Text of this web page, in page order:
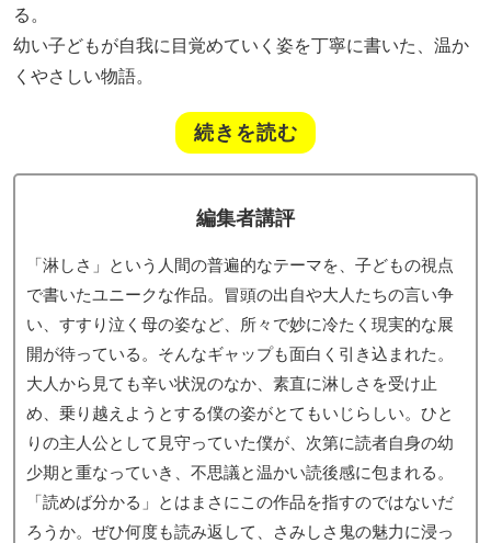
る。
幼い子どもが自我に目覚めていく姿を丁寧に書いた、温か
くやさしい物語。
続きを読む
編集者講評
「淋しさ」という人間の普遍的なテーマを、子どもの視点
で書いたユニークな作品。冒頭の出自や大人たちの言い争
い、すすり泣く母の姿など、所々で妙に冷たく現実的な展
開が待っている。そんなギャップも面白く引き込まれた。
大人から見ても辛い状況のなか、素直に淋しさを受け止
め、乗り越えようとする僕の姿がとてもいじらしい。ひと
りの主人公として見守っていた僕が、次第に読者自身の幼
少期と重なっていき、不思議と温かい読後感に包まれる。
「読めば分かる」とはまさにこの作品を指すのではないだ
ろうか。ぜひ何度も読み返して、さみしさ鬼の魅力に浸っ